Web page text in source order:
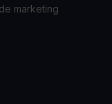
marketing